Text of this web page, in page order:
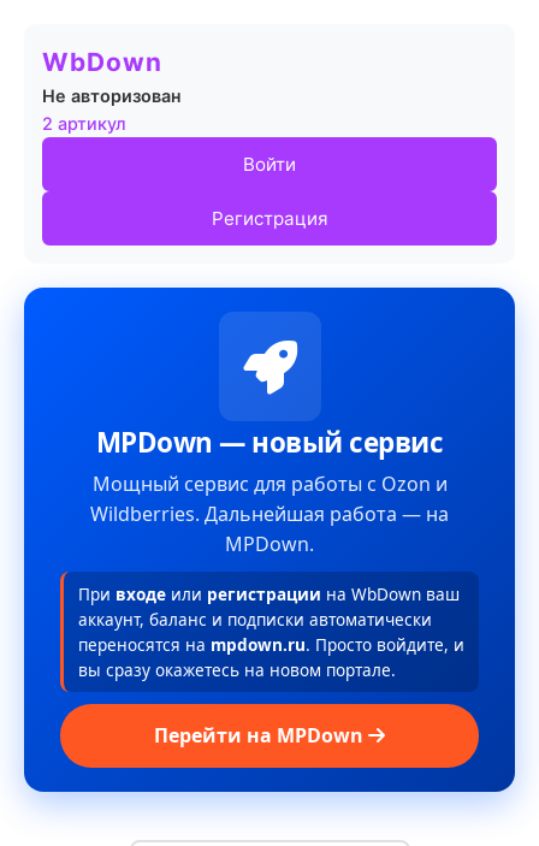
WbDown
Не авторизован
2 артикул
Войти
Регистрация
MPDown — новый сервис
Мощный сервис для работы с Ozon и
Wildberries. Дальнейшая работа — на
MPDown.
При входе или регистрации на WbDown ваш
аккаунт, баланс и подписки автоматически
переносятся на mpdown.ru. Просто войдите, и
вы сразу окажетесь на новом портале.
Перейти на MPDown